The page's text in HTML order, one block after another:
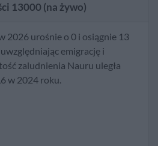
13000 (na żywo)
2026 urośnie o 0 i osiągnie 13
emigrację i
zaludnienia Nauru uległa
w 2024 roku.